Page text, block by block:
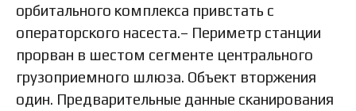
орбитального комплекса привстать с
операторского насеста.– Периметр станции
прорван в шестом сегменте центрального
грузоприемного шлюза. Объект вторжения
один. Предварительные данные сканирования